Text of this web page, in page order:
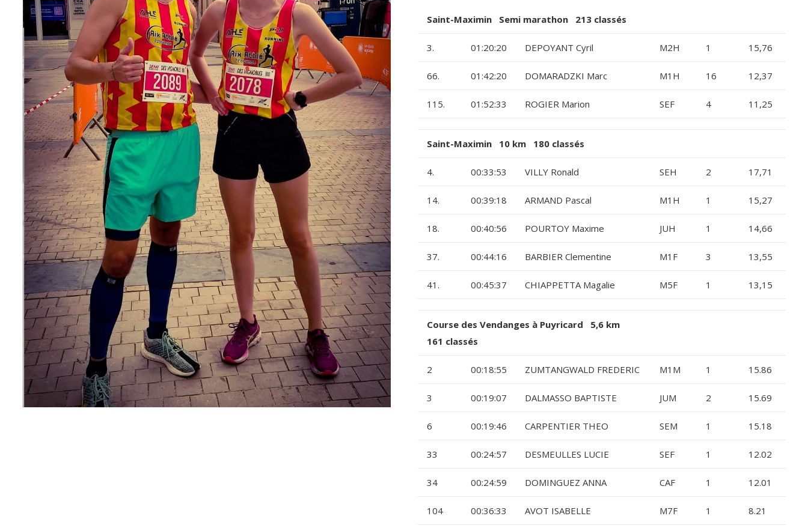
Saint-Maximin Semi marathon 213 classés
3. 01:20:20 DEPOYANT Cyril M2H 1 15,76
66. 01:42:20 DOMARADZKI Marc M1H 16 12,37
115. 01:52:33 ROGIER Marion SEF 4 11,25
Saint-Maximin 10 km 180 classés
4. 00:33:53 VILLY Ronald SEH 2 17,71
14. 00:39:18 ARMAND Pascal M1H 1 15,27
18. 00:40:56 POURTOY Maxime JUH 1 14,66
37. 00:44:16 BARBIER Clementine M1F 3 13,55
41. 00:45:37 CHIAPPETTA Magalie M5F 1 13,15
Course des Vendanges à Puyricard 5,6 km
161 classés
2 00:18:55 ZUMTANGWALD FREDERIC M1M 1 15.86
3 00:19:07 DALMASSO BAPTISTE JUM 2 15.69
6 00:19:46 CARPENTIER THEO SEM 1 15.18
33 00:24:57 DESMEULLES LUCIE SEF 1 12.02
34 00:24:59 DOMINGUEZ ANNA CAF 1 12.01
104 00:36:33 AVOT ISABELLE M7F 1 8.21